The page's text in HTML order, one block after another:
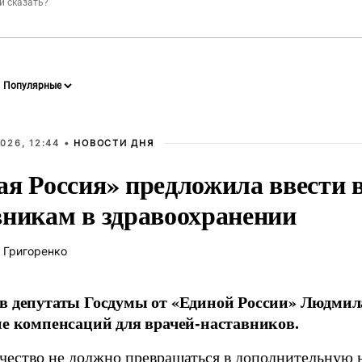
12:44 • НОВОСТИ ДНЯ
Россия» предложила
в здравоохранении
депутаты Госдумы от «Единой России»
компенсаций для врачей-наставников.
не должно превращаться в дополнительную